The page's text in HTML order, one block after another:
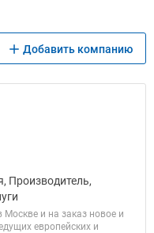
Добавить компанию
Производитель,
Москве и на заказ новое и
европейских и